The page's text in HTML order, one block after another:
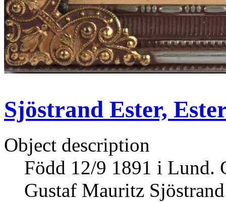
Sjöstrand Ester,
Object description
Född 12/9 1891 i Lund.
Gustaf Mauritz